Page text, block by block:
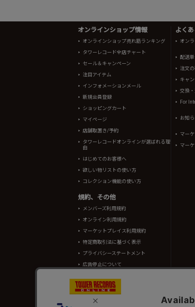
オンラインショップ情報
オンラインショップ売れ筋ランキング
タワーレコード全店チャート
セール＆キャンペーン
注目アイテム
インフォメーションメール
新規会員登録
ショッピングカート
マイページ
店舗取置き/予約
タワーレコードオンラインが選ばれる理
由
はじめてのお客様へ
欲しい物リストの使い方
コレクション機能の使い方
規約、その他
メンバーズ利用規約
オンライン利用規約
マーケットプレイス利用規約
特定商取引法に基づく表示
プライバシーステートメント
広告停止について
よく
オン
配送
注文
キャ
交換
For
お知
マー
マー